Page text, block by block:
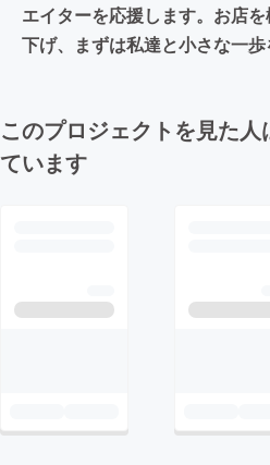
エイターを応援します。お店
下げ、まずは私達と小さな一
このプロジェクトを見た
ています